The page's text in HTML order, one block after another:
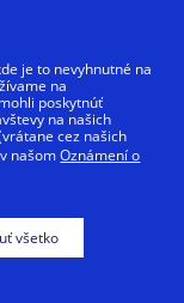
pre
líder pre
a
je to nevyhnutné na
na
poskytnúť
na našich
cez našich
našomOznámení o
všetko